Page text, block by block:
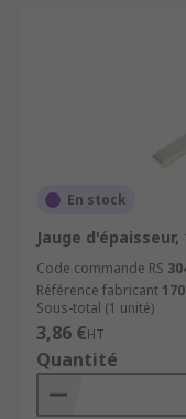
En stock
Jauge
Code commande RS
Référence fabricant
Sous-total (1 unité)
3,86 €HT
Quantité